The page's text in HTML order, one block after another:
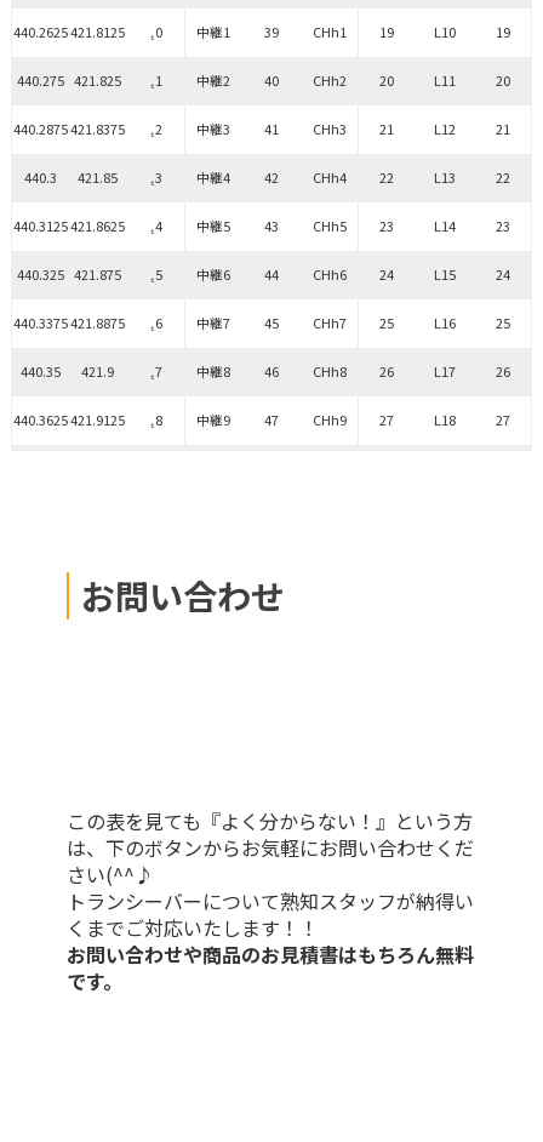
440.2625421.8125 ₁0 中継1 39 CHh1 19 L10 19
440.275 421.825 ₁1 中継2 40 CHh2 20 L11 20
440.2875421.8375 ₁2 中継3 41 CHh3 21 L12 21
440.3 421.85 ₁3 中継4 42 CHh4 22 L13 22
440.3125421.8625 ₁4 中継5 43 CHh5 23 L14 23
440.325 421.875 ₁5 中継6 44 CHh6 24 L15 24
440.3375421.8875 ₁6 中継7 45 CHh7 25 L16 25
440.35 421.9 ₁7 中継8 46 CHh8 26 L17 26
440.3625421.9125 ₁8 中継9 47 CHh9 27 L18 27
お問い合わせ
この表を見ても『よく分からない！』という方
は、下のボタンからお気軽にお問い合わせくだ
さい(^^♪
トランシーバーについて熟知スタッフが納得い
くまでご対応いたします！！
お問い合わせや商品のお見積書はもちろん無料
です。